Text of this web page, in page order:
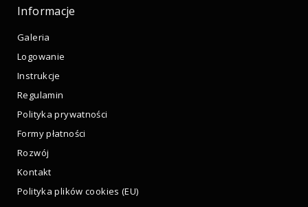
Informacje
Galeria
Logowanie
Instrukcje
Regulamin
Polityka prywatności
Formy płatności
Rozwój
Kontakt
Polityka plików cookies (EU)